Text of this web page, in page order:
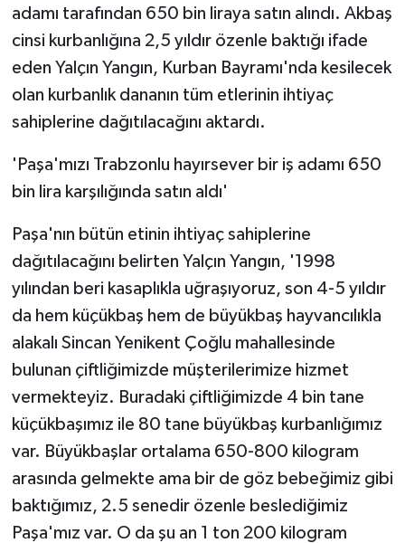
adamı tarafından 650 bin liraya satın alındı. Akbaş
cinsi kurbanlığına 2,5 yıldır özenle baktığı ifade
eden Yalçın Yangın, Kurban Bayramı'nda kesilecek
olan kurbanlık dananın tüm etlerinin ihtiyaç
sahiplerine dağıtılacağını aktardı.
'Paşa'mızı Trabzonlu hayırsever bir iş adamı 650
bin lira karşılığında satın aldı'
Paşa'nın bütün etinin ihtiyaç sahiplerine
dağıtılacağını belirten Yalçın Yangın, '1998
yılından beri kasaplıkla uğraşıyoruz, son 4-5 yıldır
da hem küçükbaş hem de büyükbaş hayvancılıkla
alakalı Sincan Yenikent Çoğlu mahallesinde
bulunan çiftliğimizde müşterilerimize hizmet
vermekteyiz. Buradaki çiftliğimizde 4 bin tane
küçükbaşımız ile 80 tane büyükbaş kurbanlığımız
var. Büyükbaşlar ortalama 650-800 kilogram
arasında gelmekte ama bir de göz bebeğimiz gibi
baktığımız, 2.5 senedir özenle beslediğimiz
Paşa'mız var. O da şu an 1 ton 200 kilogram